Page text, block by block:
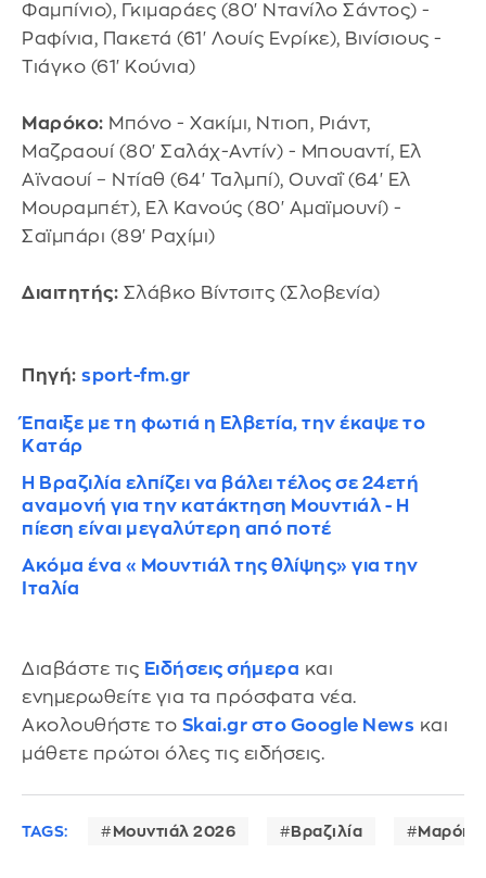
Φαμπίνιο), Γκιμαράες (80' Ντανίλο Σάντος) -
Ραφίνια, Πακετά (61' Λουίς Ενρίκε), Βινίσιους -
Τιάγκο (61' Κούνια)
Μαρόκο: Μπόνο - Χακίμι, Ντιοπ, Ριάντ,
Μαζραουί (80' Σαλάχ-Αντίν) - Μπουαντί, Ελ
Αϊναουί – Ντίαθ (64' Ταλμπί), Ουναΐ (64' Ελ
Μουραμπέτ), Ελ Κανούς (80' Αμαϊμουνί) -
Σαϊμπάρι (89' Ραχίμι)
Διαιτητής: Σλάβκο Βίντσιτς (Σλοβενία)
Πηγή: sport-fm.gr
Έπαιξε με τη φωτιά η Ελβετία, την έκαψε το
Κατάρ
Η Βραζιλία ελπίζει να βάλει τέλος σε 24ετή
αναμονή για την κατάκτηση Μουντιάλ - Η
πίεση είναι μεγαλύτερη από ποτέ
Ακόμα ένα «Μουντιάλ της θλίψης» για την
Ιταλία
Διαβάστε τις Ειδήσεις σήμερα και
ενημερωθείτε για τα πρόσφατα νέα.
Ακολουθήστε το Skai.gr στο Google News και
μάθετε πρώτοι όλες τις ειδήσεις.
TAGS: Μουντιάλ 2026 Βραζιλία Μαρόκο